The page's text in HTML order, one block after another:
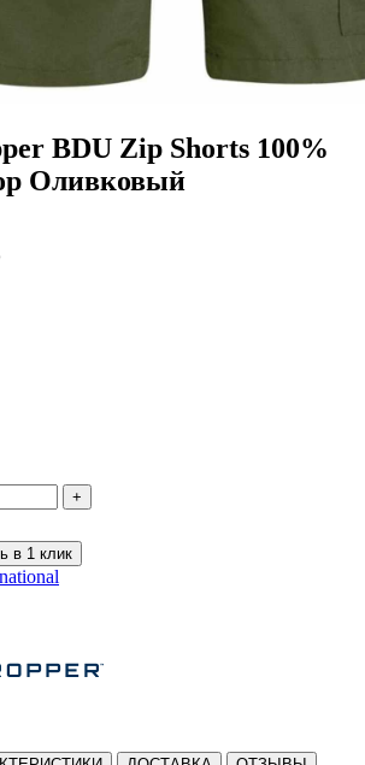
BDU Zip Shorts 100%
Оливковый
+
в 1 клик